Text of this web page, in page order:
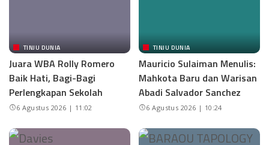
TINJU DUNIA
Juara WBA Rolly Romero
Baik Hati, Bagi-Bagi
Perlengkapan Sekolah
6 Agustus 2026 | 11:02
TINJU DUNIA
Mauricio Sulaiman Menulis:
Mahkota Baru dan Warisan
Abadi Salvador Sanchez
6 Agustus 2026 | 10:24